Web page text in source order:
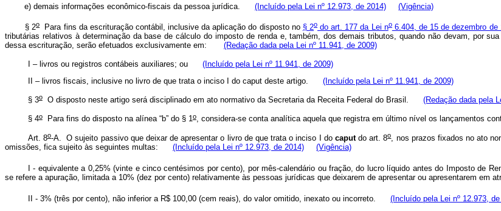
e) demais informações econômico-fiscais da pessoa jurídica. (Incluído pela Lei nº 12.973, de 2014) (Vigência)
§ 2oPara fins da escrituração contábil, inclusive da aplicação do disposto no § 2odo art. 177 da Lei no6.404, de 15 de dezembro de
tributárias relativos à determinação da base de cálculo do imposto de renda e, também, dos demais tributos, quando não devam, por
dessa escrituração, serão efetuados exclusivamente em:
(Redação dada pela Lei nº 11.941, de 2009)
I – livros ou registros contábeis auxiliares; ou (Incluído pela Lei nº 11.941, de 2009)
II – livros fiscais, inclusive no livro de que trata o inciso I do caputdeste artigo. (Incluído pela Lei nº 11.941, de 2009)
§ 3oO disposto neste artigo será disciplinado em ato normativo da Secretaria da Receita Federal do Brasil. (Redação dada pela
§ 4oPara fins do disposto na alínea “b” do § 1o, considera-se conta analítica aquela que registra em último nível os lançamentos
Art. 8o-A. O sujeito passivo que deixar de apresentar o livro de que trata o inciso I do caputdo art. 8o, nos prazos fixados no ato
omissões, fica sujeito às seguintes multas: (Incluído pela Lei nº 12.973, de 2014) (Vigência)
I - equivalente a 0,25% (vinte e cinco centésimos por cento), por mês-calendário ou fração, do lucro líquido antes do Imposto de
se refere a apuração, limitada a 10% (dez por cento) relativamente às pessoas jurídicas que deixarem de apresentar ou apresentarem
II - 3% (três por cento), não inferior a R$ 100,00 (cem reais), do valor omitido, inexato ou incorreto. (Incluído pela Lei nº 12.973,